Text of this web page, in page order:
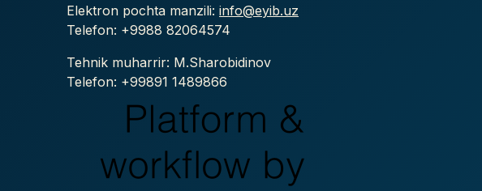
Elektron pochta manzili: info@eyib.uz
Telefon: +9988 82064574
Tehnik muharrir: M.Sharobidinov
Telefon: +99891 1489866